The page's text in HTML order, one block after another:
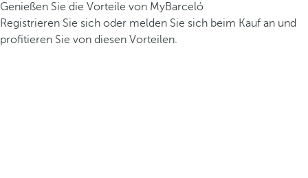
Genießen Sie die Vorteile von MyBarceló
Registrieren Sie sich oder melden Sie sich beim Kauf an und
profitieren Sie von diesen Vorteilen.